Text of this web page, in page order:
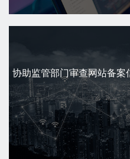
协助监管部门审查网站备